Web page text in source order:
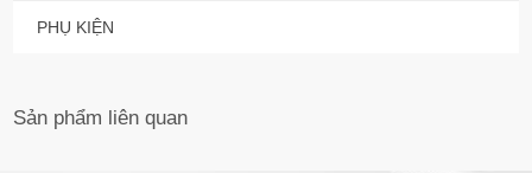
PHỤ KIỆN
Sản phẩm liên quan